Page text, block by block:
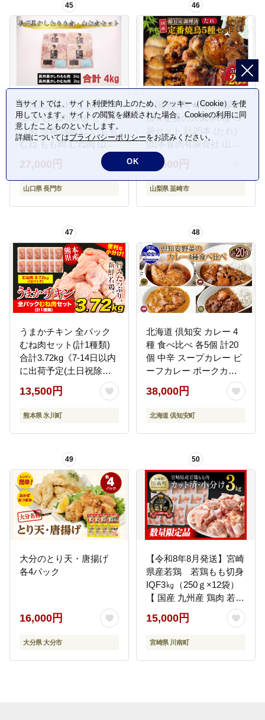
45
長州黒かしわ もも肉
(2kg) むね肉(2kg) セット
【肉 地鶏 鶏肉 にく もも
むね もも肉 むね肉 山口
27,000円
山口県 長門市
46
★国産焼鳥★備長炭調理
済★定番の人気串5種×5
袋セット 計25本 (たれ)
[山本食肉有限会社 山梨
県 韮崎市 20742988] や
きとり 焼鳥 セット 鶏肉
冷凍 小分け 食べ比べ バ
12,500円
山梨県 韮崎市
47
うまかチキン 全パック
むね肉セット(計1種類)
合計3.72kg《7-14日以内
に出荷予定(土日祝除
く)》冷凍 小分け 鶏肉 若
鶏---hkw_lcl_64_3720g---
13,500円
熊本県 氷川町
48
北海道 倶知安 カレー 4
種 食べ比べ 各5個 計20
個 中辛 スープカレー ビ
ーフカレー ポークカレ
ー 牛すじカレー じゃが
いも 牛 牛肉 豚肉 肉 鳥
鶏 お取り寄せ スパイス
38,000円
北海道 倶知安町
49
大分のとり天・唐揚げ
各4パック
16,000円
大分県 大分市
50
【令和8年8月発送】宮崎
県産若鶏 若鶏もも切身
IQF3㎏（250ｇ×12袋）
【 国産 九州産 鶏肉 若鶏
肉 とり もも モモ肉 たっ
ぷり 大容量 宮崎県 川南
町 送料無料 】
15,000円
宮崎県 川南町
当サイトでは、サイト利便性向上のため、クッキー（Cookie）を使
用しています。サイトの閲覧を継続された場合、Cookieの利用に同
意したことものといたします。
詳細についてはプライバシーポリシーをお読みください。
OK